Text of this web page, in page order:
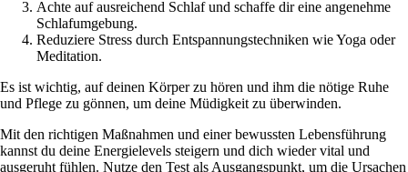
Achte auf ausreichend Schlaf und schaffe dir eine angenehme
Schlafumgebung.
Reduziere Stress durch Entspannungstechniken wie Yoga oder
Meditation.
Es ist wichtig, auf deinen Körper zu hören und ihm die nötige Ruhe
und Pflege zu gönnen, um deine Müdigkeit zu überwinden.
Mit den richtigen Maßnahmen und einer bewussten Lebensführung
kannst du deine Energielevels steigern und dich wieder vital und
ausgeruht fühlen. Nutze den Test als Ausgangspunkt, um die Ursachen